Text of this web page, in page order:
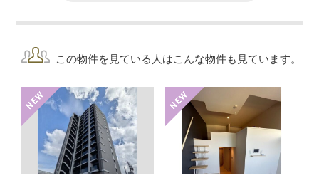
この物件を見ている人はこんな物件も見ています。